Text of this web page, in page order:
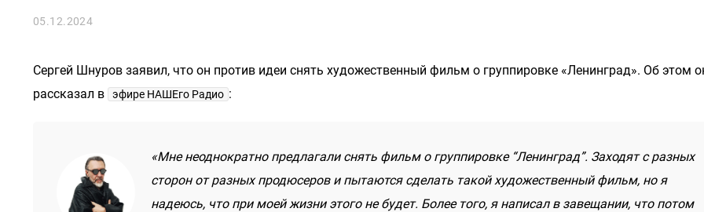
05.12.2024
Сергей Шнуров заявил, что он против идеи снять художественный фильм о группировке «Ленинград». Об этом
рассказал в
эфире НАШЕго Радио :
«Мне неоднократно предлагали снять фильм о группировке “Ленинград”. Заходят с разных
сторон от разных продюсеров и пытаются сделать такой художественный фильм, но я
надеюсь, что при моей жизни этого не будет. Более того, я написал в завещании, что потом